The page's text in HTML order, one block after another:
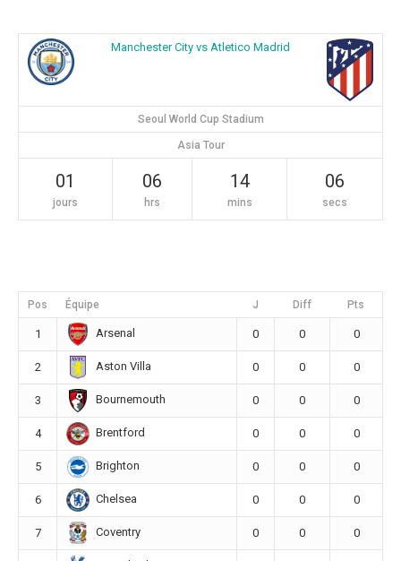
Manchester City vs Atletico Madrid
Seoul World Cup Stadium
Asia Tour
01
jours
06
hrs
14
mins
06
secs
Pos Équipe J Diff Pts
1 Arsenal 0 0 0
2 Aston Villa 0 0 0
3 Bournemouth 0 0 0
4 Brentford 0 0 0
5 Brighton 0 0 0
6 Chelsea 0 0 0
7 Coventry 0 0 0